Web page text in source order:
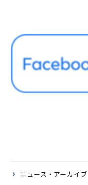
ニュース・アーカイブ